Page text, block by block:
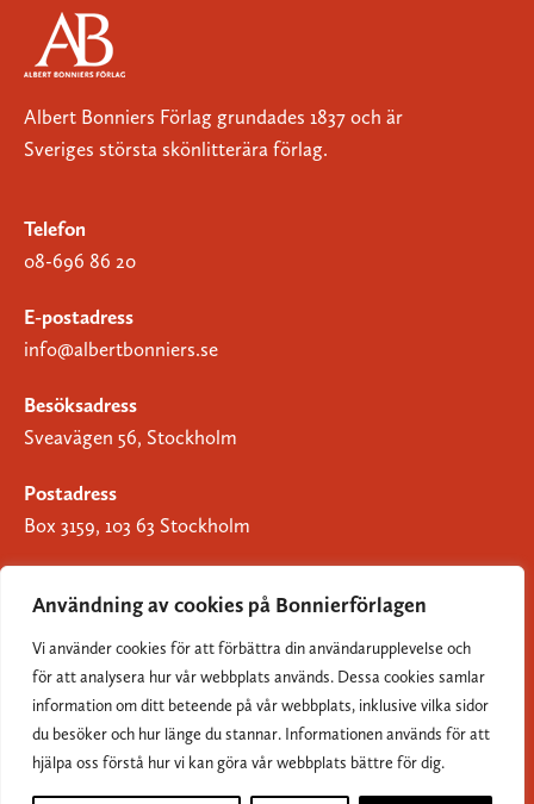
Användning av cookies på Bonnierförlagen
Vi använder cookies för att förbättra din användarupplevelse och
för att analysera hur vår webbplats används. Dessa cookies samlar
information om ditt beteende på vår webbplats, inklusive vilka sidor
du besöker och hur länge du stannar. Informationen används för att
hjälpa oss förstå hur vi kan göra vår webbplats bättre för dig.
Albert Bonniers Förlag grundades 1837 och är
Sveriges största skönlitterära förlag.
Telefon
08-696 86 20
E-postadress
info@albertbonniers.se
Besöksadress
Sveavägen 56, Stockholm
Postadress
Box 3159, 103 63 Stockholm
Om Bonnierförlagen
Cookies
Integritetspolicy